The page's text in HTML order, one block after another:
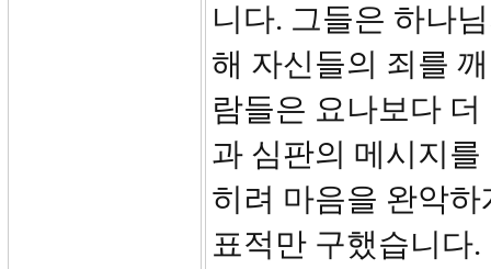
니다. 그들은 하나
해 자신들의 죄를
람들은 요나보다
과 심판의 메시지
히려 마음을 완악
표적만 구했습니다